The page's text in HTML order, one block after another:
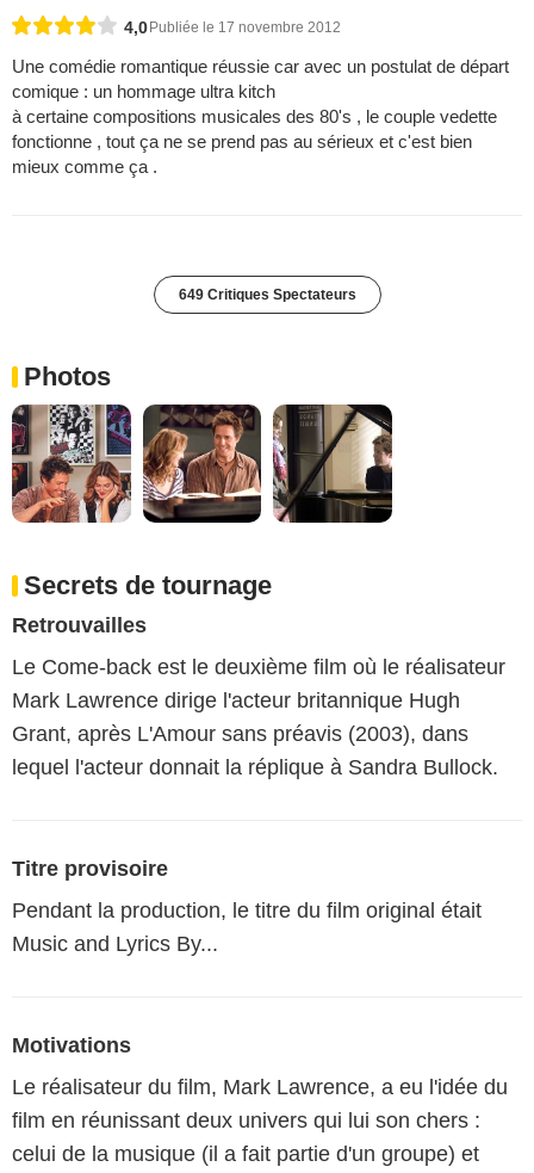
4,0Publiée le 17 novembre 2012
Une comédie romantique réussie car avec un postulat de départ
comique : un hommage ultra kitch
à certaine compositions musicales des 80's , le couple vedette
fonctionne , tout ça ne se prend pas au sérieux et c'est bien
mieux comme ça .
649 Critiques Spectateurs
Photos
Secrets de tournage
Retrouvailles
Le Come-back est le deuxième film où le réalisateur
Mark Lawrence dirige l'acteur britannique Hugh
Grant, après L'Amour sans préavis (2003), dans
lequel l'acteur donnait la réplique à Sandra Bullock.
Titre provisoire
Pendant la production, le titre du film original était
Music and Lyrics By...
Motivations
Le réalisateur du film, Mark Lawrence, a eu l'idée du
film en réunissant deux univers qui lui son chers :
celui de la musique (il a fait partie d'un groupe) et